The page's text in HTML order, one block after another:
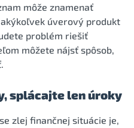
môže znamenať
úverový produkt
problém riešiť
môžete nájsť spôsob,
splácajte len úroky
zlej finančnej situácie je,